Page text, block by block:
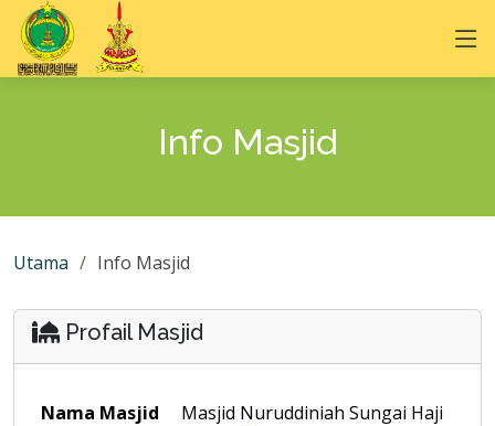
Info Masjid
Utama Info Masjid
Profail Masjid
Nama Masjid
Masjid Nuruddiniah Sungai Haji